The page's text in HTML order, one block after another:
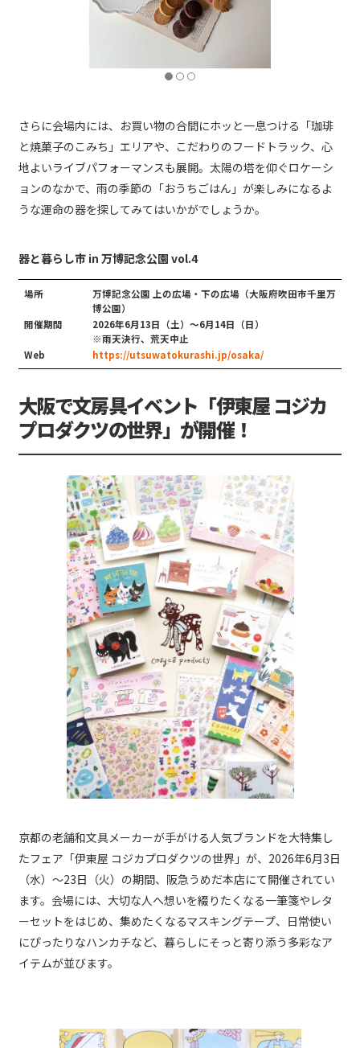
さらに会場内には、お買い物の合間にホッと一息つける「珈琲
と焼菓子のこみち」エリアや、こだわりのフードトラック、心
地よいライブパフォーマンスも展開。太陽の塔を仰ぐロケーシ
ョンのなかで、雨の季節の「おうちごはん」が楽しみになるよ
うな運命の器を探してみてはいかがでしょうか。
器と暮らし市 in 万博記念公園 vol.4
場所
万博記念公園 上の広場・下の広場（大阪府吹田市千里万
博公園）
開催期間
2026年6月13日（土）～6月14日（日）
※雨天決行、荒天中止
Web
https://utsuwatokurashi.jp/osaka/
大阪で文房具イベント「伊東屋 コジカ
プロダクツの世界」が開催！
京都の老舗和文具メーカーが手がける人気ブランドを大特集し
たフェア「伊東屋 コジカプロダクツの世界」が、2026年6月3日
（水）～23日（火）の期間、阪急うめだ本店にて開催されてい
ます。会場には、大切な人へ想いを綴りたくなる一筆箋やレタ
ーセットをはじめ、集めたくなるマスキングテープ、日常使い
にぴったりなハンカチなど、暮らしにそっと寄り添う多彩なア
イテムが並びます。